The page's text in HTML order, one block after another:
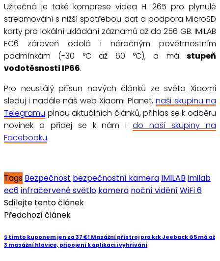
Užitečná je také komprese videa H. 265 pro plynulé
streamování s nižší spotřebou dat a podpora MicroSD
karty pro lokální ukládání záznamů až do 256 GB. IMILAB
EC6 zároveň odolá i náročným povětrnostním
podmínkám (-30 °C až 60 °C), a má stupeň
vodotěsnosti IP66.
Pro neustálý přísun nových článků ze světa Xiaomi
sleduj i nadále náš web Xiaomi Planet,naši skupinu na
Telegramu plnou aktuálních článků, přihlas se k odběru
novinek a přidej se k nám ido naší skupiny na
Facebooku.
Tags Bezpečnost bezpečnostní kamera IMILAB imilab
ec6infračervené světlo kamera noční viděníWiFi 6
Sdílejte tento článek
Předchozí článek
S tímto kuponem jen za 37 €! Masážní přístroj pro krk Jeeback G5 má až
3 masážní hlavice, připojení k aplikaci i vyhřívání